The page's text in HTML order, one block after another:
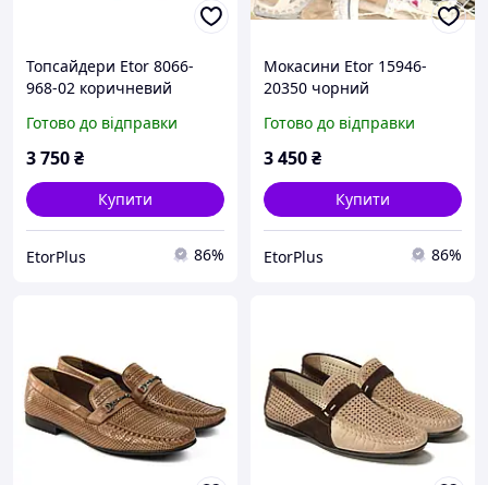
Топсайдери Etor 8066-
968-02 коричневий
Готово до відправки
3 750₴
Купити
EtorPlus 86%
Мокасини Etor 15946-
20350 чорний
Готово до відправки
3 450₴
Купити
EtorPlus 86%